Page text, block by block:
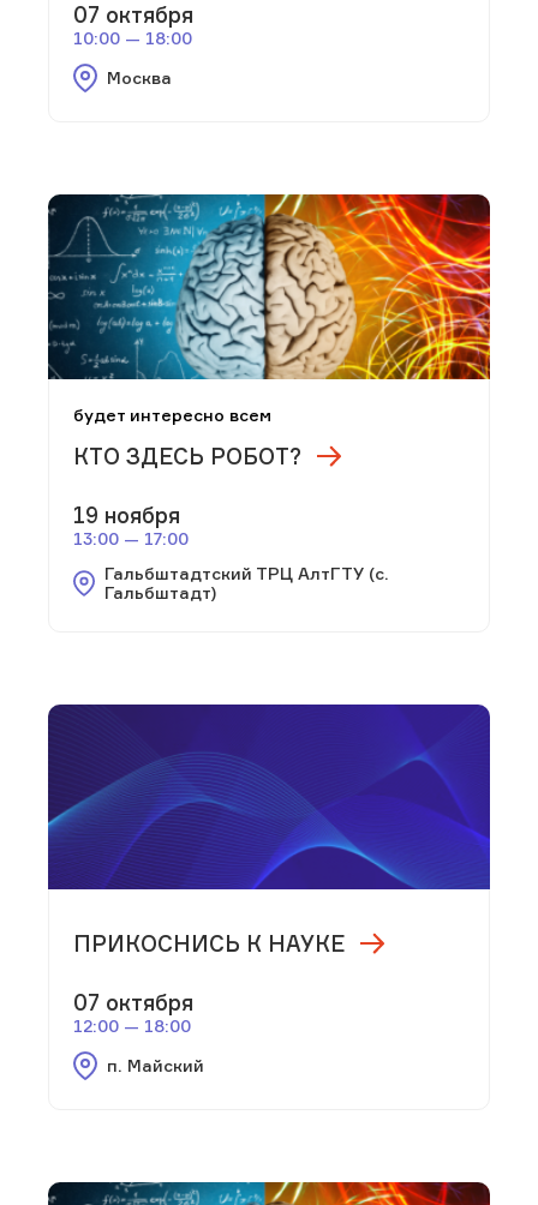
07 октября
10:00 — 18:00
Москва
будет интересно всем
КТО ЗДЕСЬ РОБОТ?
19 ноября
13:00 — 17:00
Гальбштадтский ТРЦ АлтГТУ (с.
Гальбштадт)
ПРИКОСНИСЬ К НАУКЕ
07 октября
12:00 — 18:00
п. Майский